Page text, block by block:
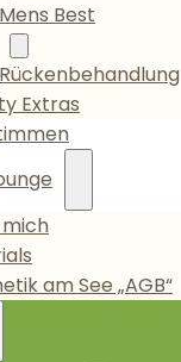
Mens Best
Rückenbehandlung
Extras
am See „AGB“